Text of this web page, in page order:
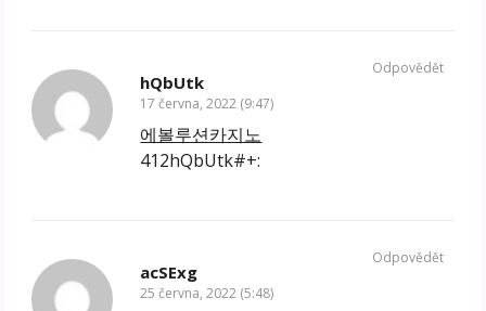
hQbUtk
17 června, 2022 (9:47)
에볼루션카지노
412hQbUtk#+:
Odpovědět
acSExg
25 června, 2022 (5:48)
Odpovědět